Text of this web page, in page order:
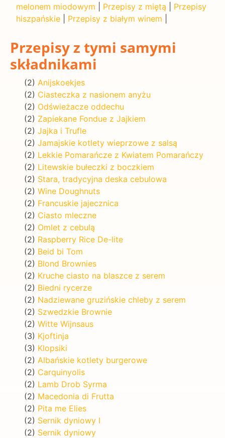
melonem miodowym
Przepisy z miętą
Przepisy
hiszpańskie
Przepisy z białym winem
Przepisy z tymi samymi
składnikami
(2) Anijskoekjes
(2) Ciasteczka z nasionem anyżu
(2) Odświeżacze oddechu
(2) Zapiekane Fondue z Jajkiem
(2) Jajka i Trufle
(2) Jamajskie kotlety wieprzowe z salsą
(2) Lekkie Pomarańcze z Kwiatem Pomarańczy
(2) Litewskie bułeczki z boczkiem
(2) Stara, tradycyjna deska cebulowa
(2) Wine Doughnuts
(2) Francuskie jajecznica
(2) Ciasto mleczne
(2) Omlet z cebulą
(2) Raspberry Rice De-lite
(2) Beid bi Tom
(2) Blond Brownies
(2) Kruche ciasto na blaszce z serem
(2) Biedni rycerze
(2) Nadziewane gruzińskie chleby z serem
(2) Szwedzkie Brownie
(2) Witte Wijnsaus
(3) Kjoftinja
(3) Klopsiki
(2) Albańskie kotlety burgerowe
(2) Carquinyolis
(2) Lamb Drob Syrma
(2) Macedonia di Frutta
(2) Pita me Elies
(2) Sernik dyniowy I
(2) Sernik dyniowy